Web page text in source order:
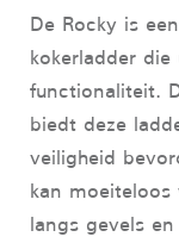
De Rocky is
kokerladder
functionaliteit.
biedt deze
veiligheid
kan
langs gevels